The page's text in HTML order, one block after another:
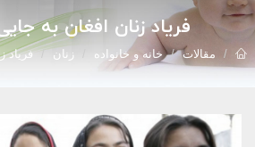
فریاد زنان افغان به
مقالات خانه و خانواده زنان فریاد